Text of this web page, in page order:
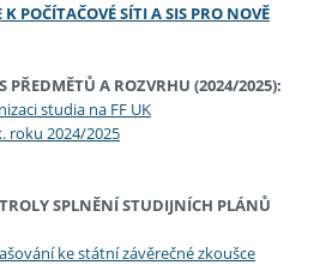
POČÍTAČOVÉ SÍTI A SIS PRO NOVĚ
PŘEDMĚTŮ A ROZVRHU (2024/2025):
studia na FF UK
roku 2024/2025
SPLNĚNÍ STUDIJNÍCH PLÁNŮ
ke státní závěrečné zkoušce